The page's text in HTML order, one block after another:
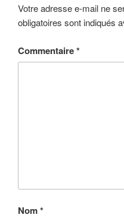
Votre adresse e-mail ne
obligatoires sont indiqués
Commentaire*
Nom*